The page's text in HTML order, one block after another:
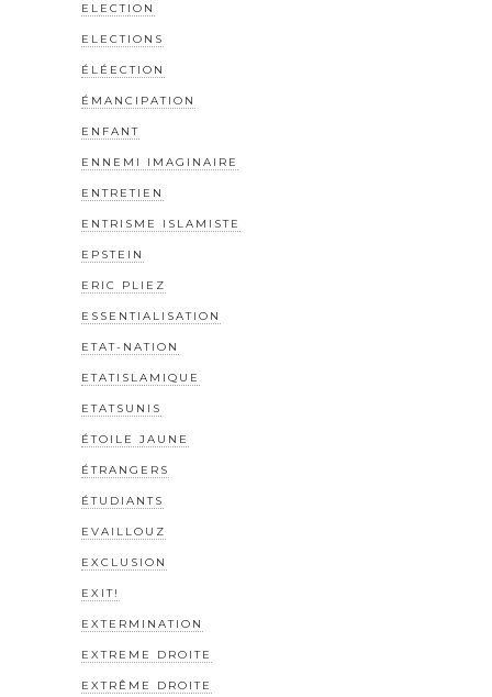
ELECTION
ELECTIONS
ÉLÉECTION
ÉMANCIPATION
ENFANT
ENNEMI IMAGINAIRE
ENTRETIEN
ENTRISME ISLAMISTE
EPSTEIN
ERIC PLIEZ
ESSENTIALISATION
ETAT-NATION
ETATISLAMIQUE
ETATSUNIS
ÉTOILE JAUNE
ÉTRANGERS
ÉTUDIANTS
EVAILLOUZ
EXCLUSION
EXIT!
EXTERMINATION
EXTREME DROITE
EXTRÊME DROITE